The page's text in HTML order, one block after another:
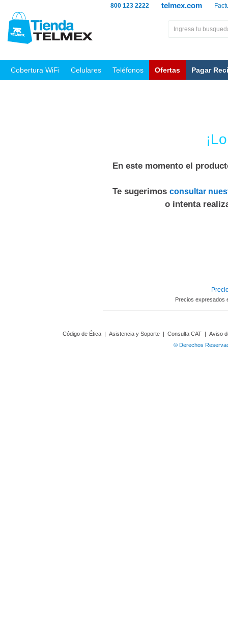
telmex.com
800 123 2222
Cobertura WiFi Celulares Teléfonos Ofertas Pagar
En este momento el
Te sugerimos consultar
o intenta
Precios expresados
Código de Ética | Asistencia y Soporte | Consulta CAT | Aviso
© Derechos